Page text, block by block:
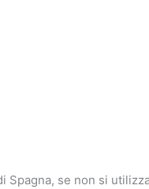
Spagna, se non si